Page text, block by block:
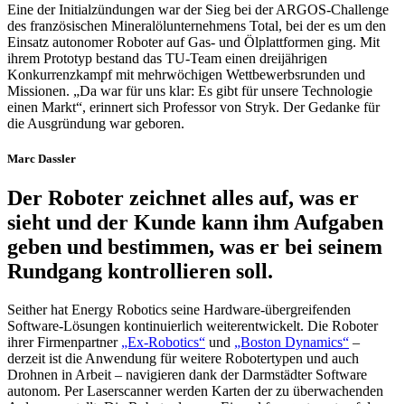
Eine der Initialzündungen war der Sieg bei der ARGOS-Challenge
des französischen Mineralölunternehmens Total, bei der es um den
Einsatz autonomer Roboter auf Gas- und Ölplattformen ging. Mit
ihrem Prototyp bestand das TU-Team einen dreijährigen
Konkurrenzkampf mit mehrwöchigen Wettbewerbsrunden und
Missionen. „Da war für uns klar: Es gibt für unsere Technologie
einen Markt“, erinnert sich Professor von Stryk. Der Gedanke für
die Ausgründung war geboren.
Marc Dassler
Der Roboter zeichnet alles auf, was er
sieht und der Kunde kann ihm Aufgaben
geben und bestimmen, was er bei seinem
Rundgang kontrollieren soll.
Seither hat Energy Robotics seine Hardware-übergreifenden
Software-Lösungen kontinuierlich weiterentwickelt. Die Roboter
ihrer Firmenpartner „Ex-Robotics“ und „Boston Dynamics“ –
derzeit ist die Anwendung für weitere Robotertypen und auch
Drohnen in Arbeit – navigieren dank der Darmstädter Software
autonom. Per Laserscanner werden Karten der zu überwachenden